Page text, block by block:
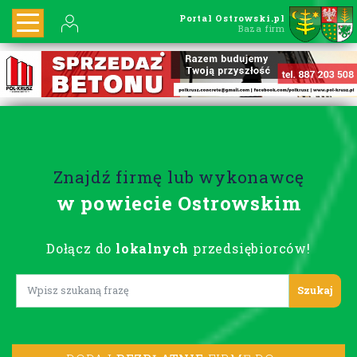
Portal Ostrowski.pl
Baza firm
Znajdź firmę lub wykonawcę
w powiecie Ostrowskim
Dołącz do lokalnych przedsiębiorców!
Lorem ipsum